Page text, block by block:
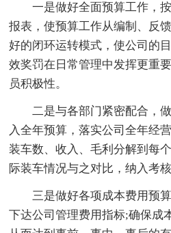
一是做好全面预算工作，
报表，使预算工作从编制、反
好的闭环运转模式，使公司的
效奖罚在日常管理中发挥更重
员积极性。
二是与各部门紧密配合，
入全年预算，落实公司全年经
装车数、收入、毛利分解到每
际装车情况与之对比，纳入考核
三是做好各项成本费用预
下达公司管理费用指标;确保成